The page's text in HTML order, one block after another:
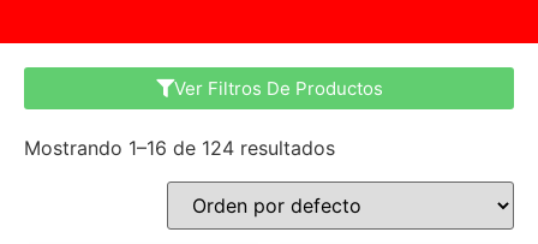
Ver Filtros De Productos
Mostrando 1–16 de 124 resultados